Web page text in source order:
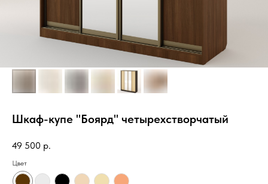
Шкаф-купе "Боярд" четырехстворчатый
49 500 р.
Цвет